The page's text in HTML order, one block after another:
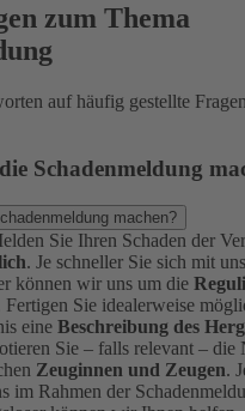
zum Thema
auf häufig gestellte
Schadenmeldung
machen?
Sie Ihren Schaden der
. Je schneller Sie sich mit
können wir uns um die
Fertigen Sie idealerweise
eine Beschreibung des
Sie – falls relevant – die
Zeuginnen und Zeugen.
im Rahmen der